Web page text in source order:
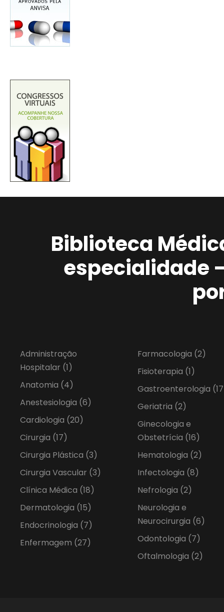
Biblioteca
especialidade
Administração
Hospitalar (1)
Anatomia (4)
Anestesiologia (6)
Cardiologia (20)
Cirurgia (17)
Cirurgia Plástica (3)
Cirurgia Vascular (3)
Clínica Médica (18)
Dermatologia (15)
Endocrinologia (7)
Enfermagem (27)
Farmacologia (2)
Fisioterapia (1)
Gastroenterologia
Geriatria (2)
Ginecologia e
Obstetrícia (16)
Hematologia (2)
Infectologia (8)
Nefrologia (2)
Neurologia e
Neurocirurgia (6)
Odontologia (7)
Oftalmologia (2)